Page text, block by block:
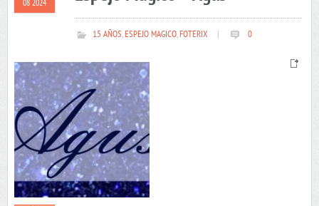
08 2024
15 AÑOS,ESPEJO MAGICO,FOTERIX 0